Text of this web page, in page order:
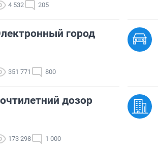
4 532 205
город
351 771 800
дозор
173 298 1 000